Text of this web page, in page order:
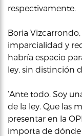
respectivamente.
Boria
imparcialidad y
habría espacio
ley, sin distinción
‘Ante todo. Soy
de la ley. Que las
presentar en la
importa de dónde